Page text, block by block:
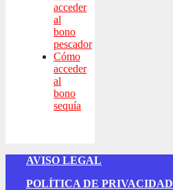
acceder
al
bono
pescador
Cómo
acceder
al
bono
sequía
AVISO LEGAL
POLÍTICA DE PRIVACIDAD